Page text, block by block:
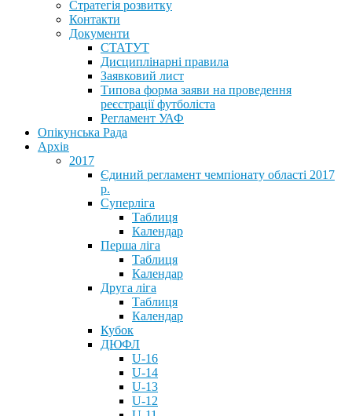
Стратегія розвитку
Контакти
Документи
СТАТУТ
Дисциплінарні правила
Заявковий лист
Типова форма заяви на проведення
реєстрації футболіста
Регламент УАФ
Опікунська Рада
Архів
2017
Єдиний регламент чемпіонату області 2017
р.
Суперліга
Таблиця
Календар
Перша ліга
Таблиця
Календар
Друга ліга
Таблиця
Календар
Кубок
ДЮФЛ
U-16
U-14
U-13
U-12